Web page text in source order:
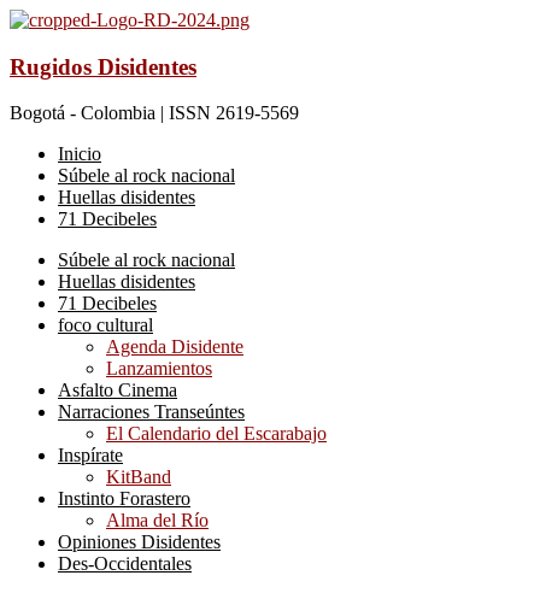
Rugidos Disidentes
Bogotá - Colombia | ISSN 2619-5569
Inicio
Súbele al rock nacional
Huellas disidentes
71 Decibeles
Súbele al rock nacional
Huellas disidentes
71 Decibeles
foco cultural
Agenda Disidente
Lanzamientos
Asfalto Cinema
Narraciones Transeúntes
El Calendario del Escarabajo
Inspírate
KitBand
Instinto Forastero
Alma del Río
Opiniones Disidentes
Des-Occidentales